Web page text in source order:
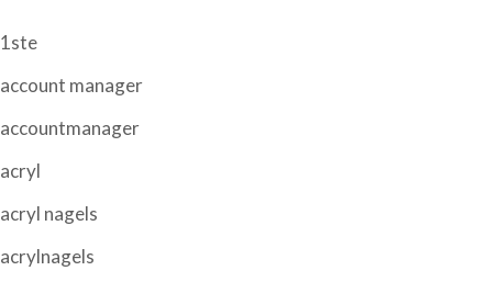
1ste
account manager
accountmanager
acryl
acryl nagels
acrylnagels